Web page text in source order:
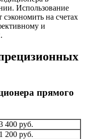
Использование
на счетах
и
прямого
400 руб.
200 руб.